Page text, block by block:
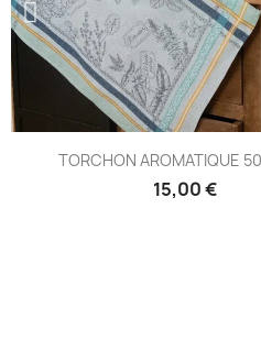
Aperçu
TORCHON
15,00